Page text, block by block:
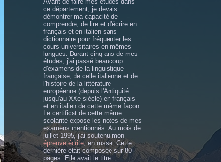
Avant de faire mes études dans
ce département, je devais
démontrer ma capacité de
comprendre, de lire et d'écrire en
français et en italien sans
dictionnaire pour fréquenter les
cours universitaires en mêmes
langues. Durant cinq ans de mes
études, j'ai passé beaucoup
d'examens de la linguistique
française, de celle italienne et de
l'histoire de la littérature
européenne (depuis l'Antiquité
jusqu'au XXe siècle) en français
et en italien de cette même façon.
Le certificat de cette même
scolarité expose les notes de mes
examens mentionnés. Au mois de
juillet 1995, j'ai soutenu mon
épreuve écrite, en russe. Cette
dernière était composée sur 80
pages. Elle avait le titre